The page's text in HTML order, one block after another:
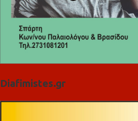
Diafimistes.gr